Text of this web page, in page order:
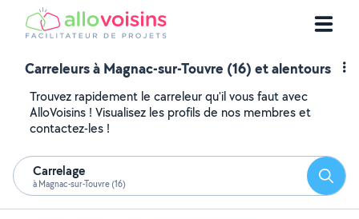
Carreleurs à Magnac-sur-Touvre (16) et alentours
Trouvez rapidement le carreleur qu'il vous faut avec
AlloVoisins ! Visualisez les profils de nos membres et
contactez-les !
Carrelage
à Magnac-sur-Touvre (16)